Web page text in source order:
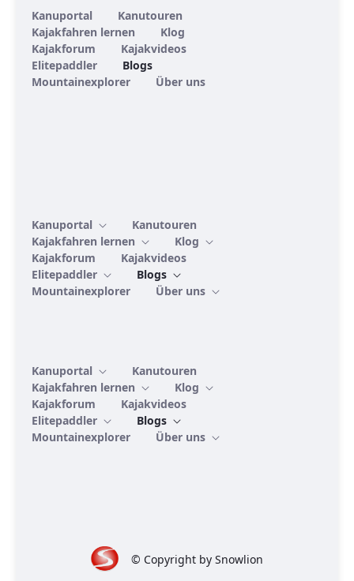
Kanuportal
Kanutouren
Kajakfahren lernen
Klog
Kajakforum
Kajakvideos
Elitepaddler
Blogs
Mountainexplorer
Über uns
Kanuportal
Kanutouren
Kajakfahren lernen
Klog
Kajakforum
Kajakvideos
Elitepaddler
Blogs
Mountainexplorer
Über uns
Kanuportal
Kanutouren
Kajakfahren lernen
Klog
Kajakforum
Kajakvideos
Elitepaddler
Blogs
Mountainexplorer
Über uns
© Copyright by Snowlion